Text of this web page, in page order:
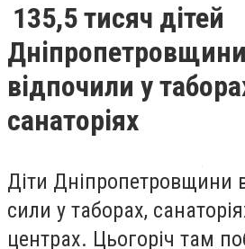
135,5 тисяч дітей
відпочили у
санаторіях
Діти Дніпропетровщини
сили у таборах,
центрах. Цьогоріч там